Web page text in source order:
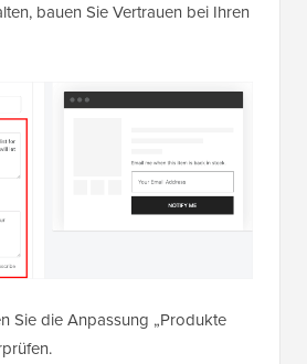
bauen Sie Vertrauen bei Ihren
Sie die Anpassung „Produkte